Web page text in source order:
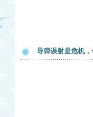
导弹误射是危机